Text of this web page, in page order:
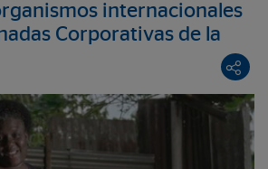
internacionales
Corporativas de la